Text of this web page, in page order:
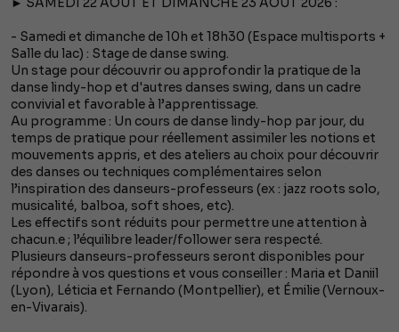
- Samedi et dimanche de 10h et 18h30 (Espace multisports +
Salle du lac) : Stage de danse swing.
Un stage pour découvrir ou approfondir la pratique de la
danse lindy-hop et d'autres danses swing, dans un cadre
convivial et favorable à l’apprentissage.
Au programme : Un cours de danse lindy-hop par jour, du
temps de pratique pour réellement assimiler les notions et
mouvements appris, et des ateliers au choix pour découvrir
des danses ou techniques complémentaires selon
l’inspiration des danseurs-professeurs (ex : jazz roots solo,
musicalité, balboa, soft shoes, etc).
Les effectifs sont réduits pour permettre une attention à
chacun.e ; l’équilibre leader/follower sera respecté.
Plusieurs danseurs-professeurs seront disponibles pour
répondre à vos questions et vous conseiller : Maria et Daniil
(Lyon), Léticia et Fernando (Montpellier), et Émilie (Vernoux-
en-Vivarais).